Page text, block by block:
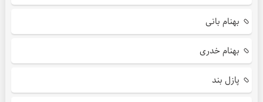
بهنام بانی
بهنام خدری
پازل بند